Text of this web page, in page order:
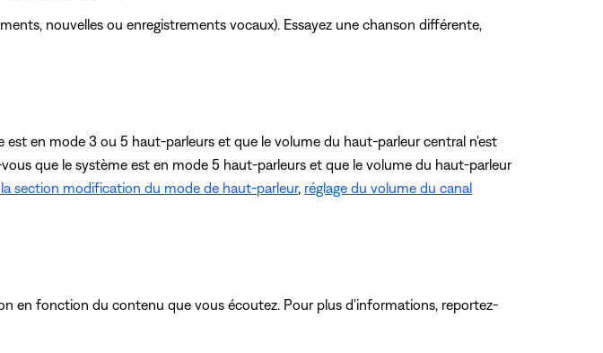
nouvelles ou enregistrements vocaux). Essayez une chanson différente,
en mode 3 ou 5 haut-parleurs et que le volume du haut-parleur central n'est
que le système est en mode 5 haut-parleurs et que le volume du haut-parleur
section modification du mode de haut-parleur, réglage du volume du canal
en fonction du contenu que vous écoutez. Pour plus d'informations, reportez-